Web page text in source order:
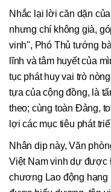
Nhắc lại lời căn dặn
nhưng chí không già,
vinh", Phó Thủ tướng
lĩnh và tâm huyết của
tục phát huy vai trò
tựa của cộng đồng, là
theo; cùng toàn Đảng,
lợi các mục tiêu phát
Nhân dịp này, Văn
Việt Nam vinh dự được
chương Lao động hạng